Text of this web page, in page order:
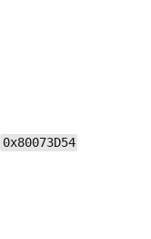
0x80073D54